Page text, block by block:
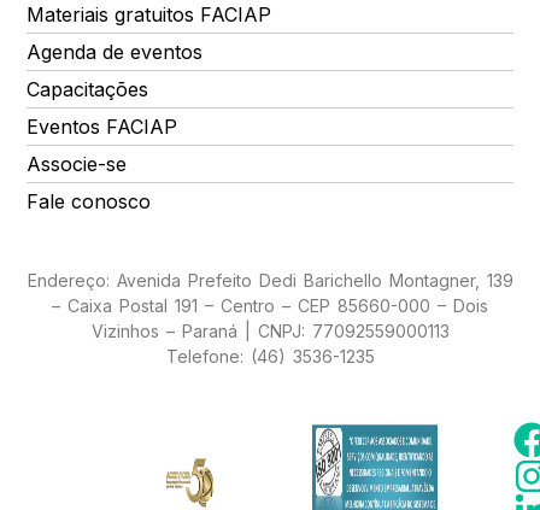
Materiais gratuitos FACIAP
Agenda de eventos
Capacitações
Eventos FACIAP
Associe-se
Fale conosco
Endereço: Avenida Prefeito Dedi Barichello Montagner, 139
– Caixa Postal 191 – Centro – CEP 85660-000 – Dois
Vizinhos – Paraná | CNPJ: 77092559000113
Telefone: (46) 3536-1235